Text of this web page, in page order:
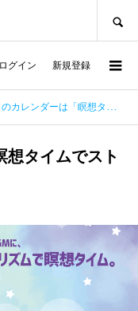
ログイン 新規登録
ダーは「瞑想タイムでストレス解放」
想タイムでスト